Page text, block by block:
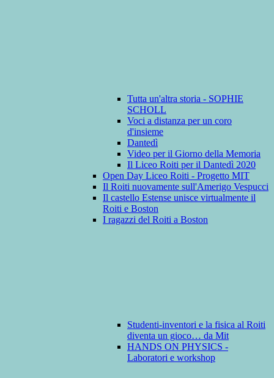
Tutta un'altra storia - SOPHIE
SCHOLL
Voci a distanza per un coro
d'insieme
Dantedì
Video per il Giorno della Memoria
Il Liceo Roiti per il Dantedì 2020
Open Day Liceo Roiti - Progetto MIT
Il Roiti nuovamente sull'Amerigo Vespucci
Il castello Estense unisce virtualmente il
Roiti e Boston
I ragazzi del Roiti a Boston
Studenti-inventori e la fisica al Roiti
diventa un gioco… da Mit
HANDS ON PHYSICS -
Laboratori e workshop